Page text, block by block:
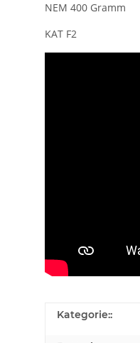
NEM 400 Gramm
KAT F2
Kategorie::